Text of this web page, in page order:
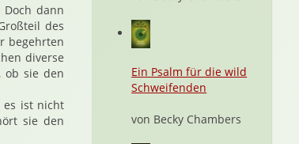
dann
des
begehrten
diverse
ob sie den
es ist nicht
sie den
Ein Psalm für die wild
Schweifenden
von Becky Chambers